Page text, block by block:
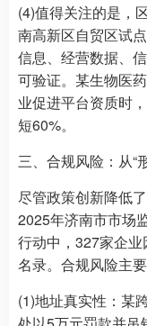
(4)值得关注的是，
南高新区自贸区试
信息、经营数据、
可验证。某生物医
业促进平台资质时
短60%。
三、合规风险：从“
尽管政策创新降低
2025年济南市市场
行动中，327家企
名录。合规风险主
(1)地址真实性：某